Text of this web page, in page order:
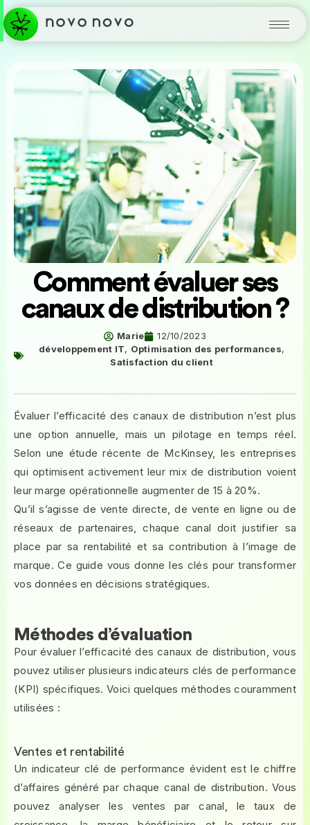
Comment évaluer ses
canaux de distribution ?
Marie
12/10/2023
développement IT, Optimisation des performances,
Satisfaction du client
Évaluer l’efficacité des canaux de distribution n’est plus
une option annuelle, mais un pilotage en temps réel.
Selon une étude récente de McKinsey, les entreprises
qui optimisent activement leur mix de distribution voient
leur marge opérationnelle augmenter de 15 à 20%.
Qu’il s’agisse de vente directe, de vente en ligne ou de
réseaux de partenaires, chaque canal doit justifier sa
place par sa rentabilité et sa contribution à l’image de
marque. Ce guide vous donne les clés pour transformer
vos données en décisions stratégiques.
Méthodes d’évaluation
Pour évaluer l’efficacité des canaux de distribution, vous
pouvez utiliser plusieurs indicateurs clés de performance
(KPI) spécifiques. Voici quelques méthodes couramment
utilisées :
Ventes et rentabilité
Un indicateur clé de performance évident est le chiffre
d’affaires généré par chaque canal de distribution. Vous
pouvez analyser les ventes par canal, le taux de